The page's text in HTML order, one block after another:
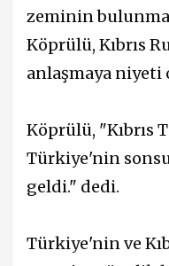
zeminin
Köprülü, Kıbrıs
anlaşmaya niyeti
Köprülü, "Kıbrıs
Türkiye'nin
geldi." dedi.
Türkiye'nin ve